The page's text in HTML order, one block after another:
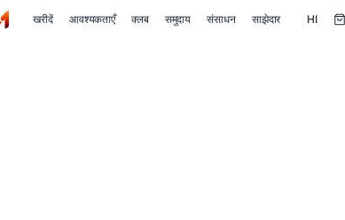
खरीदें आवश्यकताएँ क्लब समुदाय संसाधन साझेदार HI